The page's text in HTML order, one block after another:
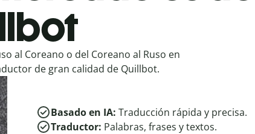
al Coreano o del Coreano al Ruso en
de gran calidad de Quillbot.
Basado en IA: Traducción rápida y precisa.
Traductor: Palabras, frases y textos.